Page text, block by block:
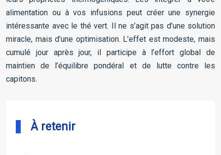
alimentation ou à vos infusions peut créer une synergie
intéressante avec le thé vert. Il ne s’agit pas d’une solution
miracle, mais d’une optimisation. L’effet est modeste, mais
cumulé jour après jour, il participe à l’effort global de
maintien de l’équilibre pondéral et de lutte contre les
capitons.
À retenir